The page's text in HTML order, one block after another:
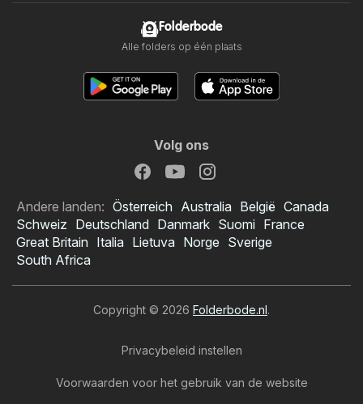
Folderbode
Alle folders op één plaats
Volg ons
Andere landen: Österreich Australia België Canada
Schweiz Deutschland Danmark Suomi France
Great Britain Italia Lietuva Norge Sverige
South Africa
Copyright © 2026 Folderbode.nl.
Privacybeleid instellen
Voorwaarden voor het gebruik van de website